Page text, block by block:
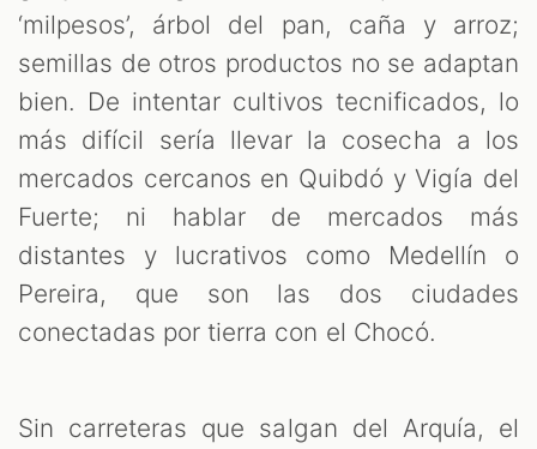
‘milpesos’, árbol del pan, caña y arroz;
semillas de otros productos no se adaptan
bien. De intentar cultivos tecnificados, lo
más difícil sería llevar la cosecha a los
mercados cercanos en Quibdó y Vigía del
Fuerte; ni hablar de mercados más
distantes y lucrativos como Medellín o
Pereira, que son las dos ciudades
conectadas por tierra con el Chocó.
Sin carreteras que salgan del Arquía, el